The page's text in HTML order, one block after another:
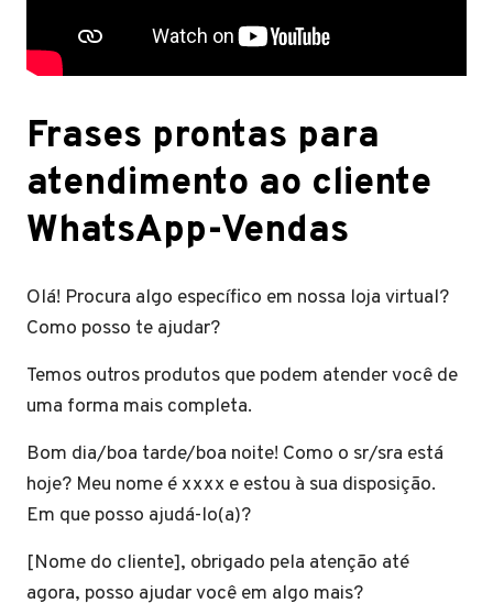
Frases prontas para
atendimento ao cliente
WhatsApp-Vendas
Olá! Procura algo específico em nossa loja virtual?
Como posso te ajudar?
Temos outros produtos que podem atender você de
uma forma mais completa.
Bom dia/boa tarde/boa noite! Como o sr/sra está
hoje? Meu nome é xxxx e estou à sua disposição.
Em que posso ajudá-lo(a)?
[Nome do cliente], obrigado pela atenção até
agora, posso ajudar você em algo mais?